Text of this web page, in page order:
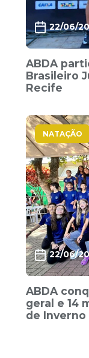
22/06/
ABDA
Brasileiro
Recife
NATAÇÃO
22/06/
ABDA
geral e 14
de Inverno